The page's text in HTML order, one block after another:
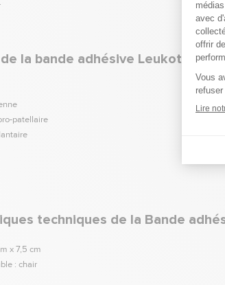
la bande adhésive Leukotape K
patellaire
techniques de la Bande
x 7,5 cm
: chair